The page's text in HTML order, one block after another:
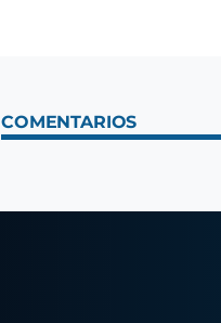
COMENTARIOS